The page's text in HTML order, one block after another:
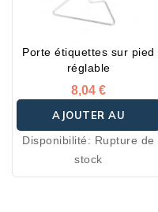
Porte étiquettes sur pied
réglable
8,04 €
AJOUTER AU
PANIER
Disponibilité: Rupture de
stock